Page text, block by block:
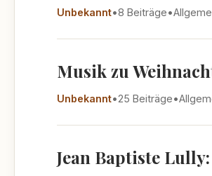
Unbekannt•8 Beiträge•
Musik zu
Unbekannt•25 Beiträge•
Jean Baptiste Lully: